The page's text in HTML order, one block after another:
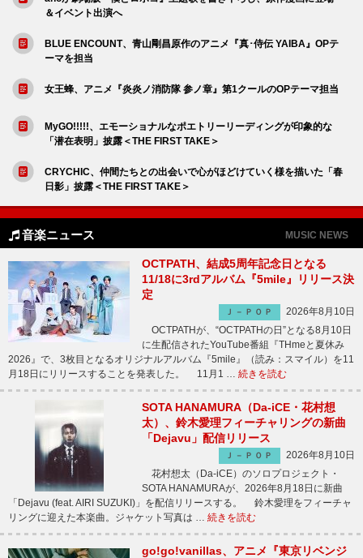
＆イベント出演へ
BLUE ENCOUNT、青山剛昌原作のアニメ『真･侍伝 YAIBA』OPテ
ーマを担当
女王蜂、アニメ『炎炎ノ消防隊 参ノ章』第1クールのOPテーマ担当
MyGO!!!!!、エモーショナルなポエトリーリーディングが印象的な
「潜在表明」披露＜THE FIRST TAKE＞
CRYCHIC、仲間たちとの出会いで心がほどけていく様を描いた「春
日影」披露＜THE FIRST TAKE＞
音楽ニュース MUSIC NEWS
OCTPATH、結成5周年記念日となる
11/18に3rdアルバム『5mile』リリース決
定
Ｊ－ＰＯＰ
2026年8月10日
OCTPATHが、“OCTPATHの日”となる8月10日
に生配信されたYouTube番組『THmeと夏休み
2026』で、3枚目となるオリジナルアルバム『5mile』（読み：スマイル）を11
月18日にリリースすることを発表した。 11月1 … 続きを読む
SOTA HANAMURA（Da-iCE・花村想
太）、鈴木愛理フィーチャリングの新曲
「Dejavu」配信リリース
Ｊ－ＰＯＰ
2026年8月10日
花村想太（Da-iCE）のソロプロジェクト・
SOTA HANAMURAが、2026年8月18日に新曲
「Dejavu (feat. AIRI SUZUKI)」を配信リリースする。 鈴木愛理をフィーチャ
リングに迎えた本楽曲。ジャケット写真は … 続きを読む
go!go!vanillas、アニメ『東京リベンジ